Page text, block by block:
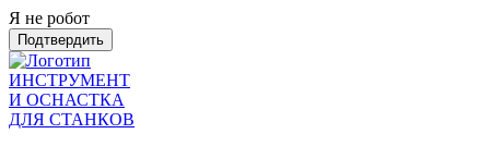
Я не робот
Подтвердить
ИНСТРУМЕНТ
И ОСНАСТКА
ДЛЯ СТАНКОВ